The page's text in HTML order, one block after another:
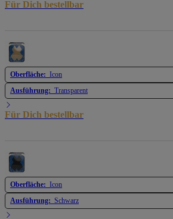
Für Dich bestellbar
Oberfläche: Icon
Ausführung: Transparent
Für Dich bestellbar
Oberfläche: Icon
Ausführung: Schwarz